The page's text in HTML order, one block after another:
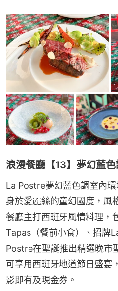
浪漫餐廳【13】夢幻藍
La Postre夢幻藍色調室內
身於愛麗絲的童幻國度，風
餐廳主打西班牙風情料理，
Tapas（餐前小食）、招牌
Postre在聖誕推出精選晚市
可享用西班牙地道節日盛宴
影即有及現金券。